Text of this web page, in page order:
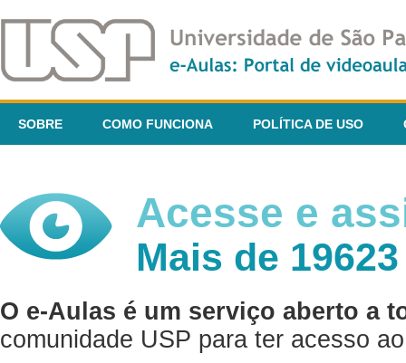
SOBRE COMO FUNCIONA POLÍTICA DE USO
Acesse e
Mais de
O e-Aulas é um serviço aberto a
comunidade USP para ter acesso